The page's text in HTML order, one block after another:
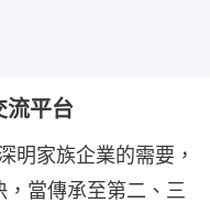
流平台
明家族企業的需要，
當傳承至第二、三